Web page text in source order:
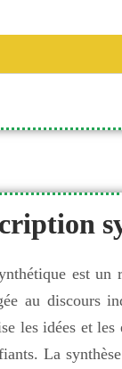
est un
au discours
les idées et les
La